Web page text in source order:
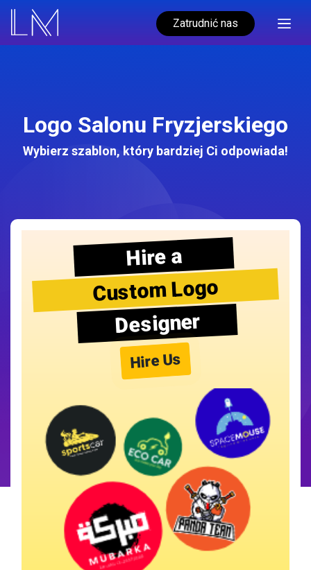
Zatrudnić nas
Logo Salonu Fryzjerskiego
Wybierz szablon, który bardziej Ci odpowiada!
Hire a
Custom Logo
Designer
Hire Us